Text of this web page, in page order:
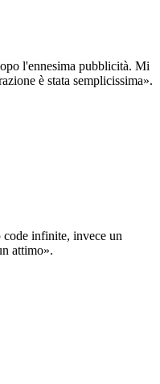
l'ennesima pubblicità. Mi
è stata semplicissima».
infinite, invece un
attimo».